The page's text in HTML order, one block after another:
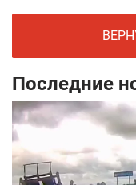
Последние